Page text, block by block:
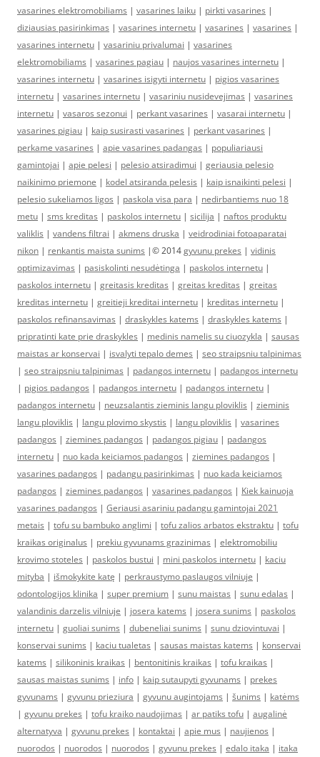
vasarines elektromobiliams | vasarines laiku | pirkti vasarines |
diziausias pasirinkimas | vasarines internetu | vasarines | vasarines |
vasarines internetu | vasariniu privalumai | vasarines
elektromobiliams | vasarines pagiau | naujos vasarines internetu |
vasarines internetu | vasarines isigyti internetu | pigios vasarines
internetu | vasarines internetu | vasariniu nusidevejimas | vasarines
internetu | vasaros sezonui | perkant vasarines | vasarai internetu |
vasarines pigiau | kaip susirasti vasarines | perkant vasarines |
perkame vasarines | apie vasarines padangas | populiariausi
gamintojai | apie pelesi | pelesio atsiradimui | geriausia pelesio
naikinimo priemone | kodel atsiranda pelesis | kaip isnaikinti pelesi |
pelesio sukeliamos ligos | paskola visa para | nedirbantiems nuo 18
metu | sms kreditas | paskolos internetu | sicilija | naftos produktu
valiklis | vandens filtrai | akmens druska | veidrodiniai fotoaparatai
nikon | renkantis maista sunims |© 2014gyvunu prekes | vidinis
optimizavimas | pasiskolinti nesudėtinga | paskolos internetu |
paskolos internetu | greitasis kreditas | greitas kreditas | greitas
kreditas internetu | greitieji kreditai internetu | kreditas internetu |
paskolos refinansavimas | draskykles katems | draskykles katems |
pripratinti kate prie draskykles | medinis namelis su ciuozykla | sausas
maistas ar konservai | isvalyti tepalo demes | seo straipsniu talpinimas
| seo straipsniu talpinimas | padangos internetu | padangos internetu
| pigios padangos | padangos internetu | padangos internetu |
padangos internetu | neuzsalantis zieminis langu ploviklis | zieminis
langu ploviklis | langu plovimo skystis | langu ploviklis | vasarines
padangos | ziemines padangos | padangos pigiau | padangos
internetu | nuo kada keiciamos padangos | ziemines padangos |
vasarines padangos | padangu pasirinkimas | nuo kada keiciamos
padangos | ziemines padangos | vasarines padangos | Kiek kainuoja
vasarines padangos | Geriausi asariniu padangu gamintojai 2021
metais | tofu su bambuko anglimi | tofu zalios arbatos ekstraktu | tofu
kraikas originalus | prekiu gyvunams grazinimas | elektromobiliu
krovimo stoteles | paskolos bustui | mini paskolos internetu | kaciu
mityba | išmokykite katę | perkraustymo paslaugos vilniuje |
odontologijos klinika | super premium | sunu maistas | sunu edalas |
valandinis darzelis vilniuje | josera katems | josera sunims | paskolos
internetu | guoliai sunims | dubeneliai sunims | sunu dziovintuvai |
konservai sunims | kaciu tualetas | sausas maistas katems | konservai
katems | silikoninis kraikas | bentonitinis kraikas | tofu kraikas |
sausas maistas sunims | info | kaip sutaupyti gyvunams | prekes
gyvunams | gyvunu prieziura | gyvunu augintojams | šunims | katėms
| gyvunu prekes | tofu kraiko naudojimas | ar patiks tofu | augalinė
alternatyva | gyvunu prekes | kontaktai | apie mus | naujienos |
nuorodos | nuorodos | nuorodos | gyvunu prekes | edalo itaka | itaka